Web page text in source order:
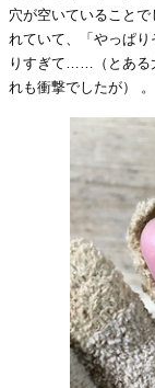
穴が空いていること
れていて、「やっぱ
りすぎて……（とある
れも衝撃でしたが） 。